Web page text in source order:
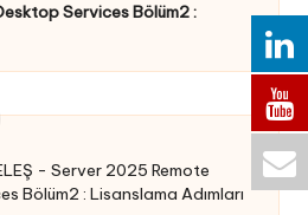
Services Bölüm2 :
-Server 2025 Remote
Bölüm2 : Lisanslama Adımları